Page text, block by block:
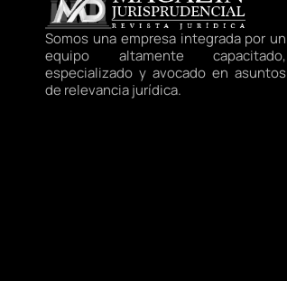
Somos una empresa integrada por un
equipo altamente capacitado,
especializado y avocado en asuntos
de relevancia jurídica.